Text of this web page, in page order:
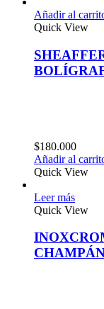
Añadir al
Quick View
$180.000
Añadir al
Quick View
Leer más
Quick View